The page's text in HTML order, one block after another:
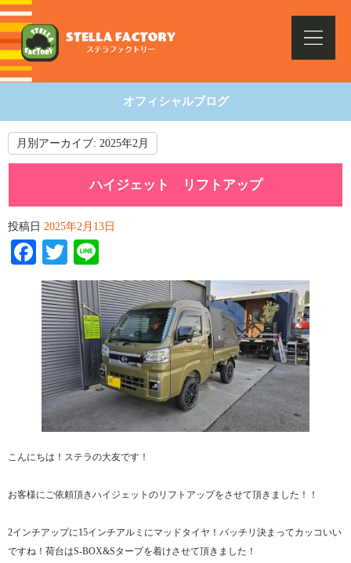
オフィシャルブログ
月別アーカイブ: 2025年2月
ハイジェット リフトアップ
投稿日 2025年2月13日
Facebook
Twitter
こんにちは！ステラの大友です！
お客様にご依頼頂きハイジェットのリフトアップをさせて頂きました！！
2インチアップに15インチアルミにマッドタイヤ！バッチリ決まってカッコいい
ですね！荷台はS-BOX&Sタープを着けさせて頂きました！